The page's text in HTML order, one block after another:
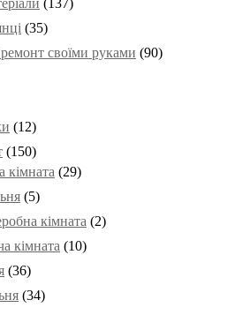
(35)
своїми руками (90)
(12)
(150)
кімната (29)
(5)
кімната (2)
кімната (10)
(36)
(34)